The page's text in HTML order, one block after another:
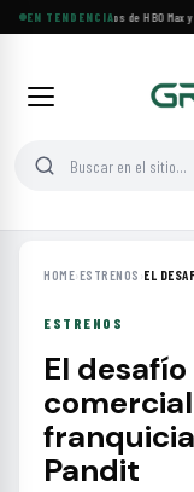
EN TENDENCIA
Principales estrenos de HBO Max y
HOME›ESTRENOS ›EL
ESTRENOS
El
Pandit